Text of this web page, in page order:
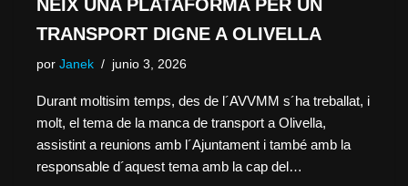
NEIX UNA PLATAFORMA PER UN
TRANSPORT DIGNE A OLIVELLA
por Janek junio 3, 2026
Durant moltisim temps, des de l´AVVMM s´ha treballat, i
molt, el tema de la manca de transport a Olivella,
assistint a reunions amb l´Ajuntament i també amb la
responsable d´aquest tema amb la cap del…